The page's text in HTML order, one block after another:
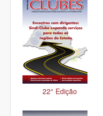
22° Edição